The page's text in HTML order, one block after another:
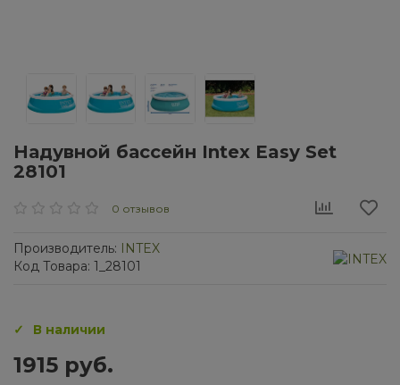
Надувной бассейн Intex Easy Set
28101
0 отзывов
Производитель: INTEX
Код Товара: 1_28101
В наличии
1915 руб.